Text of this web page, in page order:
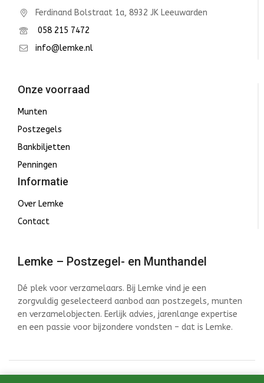
Ferdinand Bolstraat 1a, 8932 JK Leeuwarden
058 215 7472
info@lemke.nl
Onze voorraad
Munten
Postzegels
Bankbiljetten
Penningen
Informatie
Over Lemke
Contact
Lemke – Postzegel- en Munthandel
Dé plek voor verzamelaars. Bij Lemke vind je een
zorgvuldig geselecteerd aanbod aan postzegels, munten
en verzamelobjecten. Eerlijk advies, jarenlange expertise
en een passie voor bijzondere vondsten – dat is Lemke.